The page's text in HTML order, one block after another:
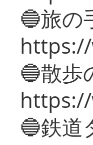
🔵旅の
🔵散歩
🔵鉄道